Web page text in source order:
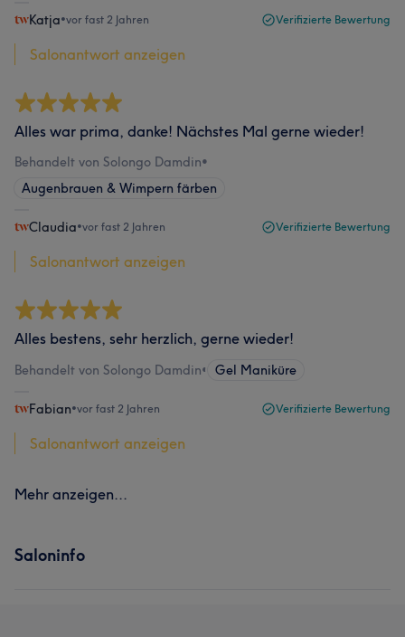
Katja•vor fast 2 Jahren Verifizierte Bewertung
Salonantwort anzeigen
Alles war prima, danke! Nächstes Mal gerne wieder!
Behandelt von Solongo Damdin•
Augenbrauen & Wimpern färben
Claudia•vor fast 2 Jahren Verifizierte Bewertung
Salonantwort anzeigen
Alles bestens, sehr herzlich, gerne wieder!
Behandelt von Solongo Damdin• Gel Maniküre
Fabian•vor fast 2 Jahren Verifizierte Bewertung
Salonantwort anzeigen
Mehr anzeigen...
Saloninfo